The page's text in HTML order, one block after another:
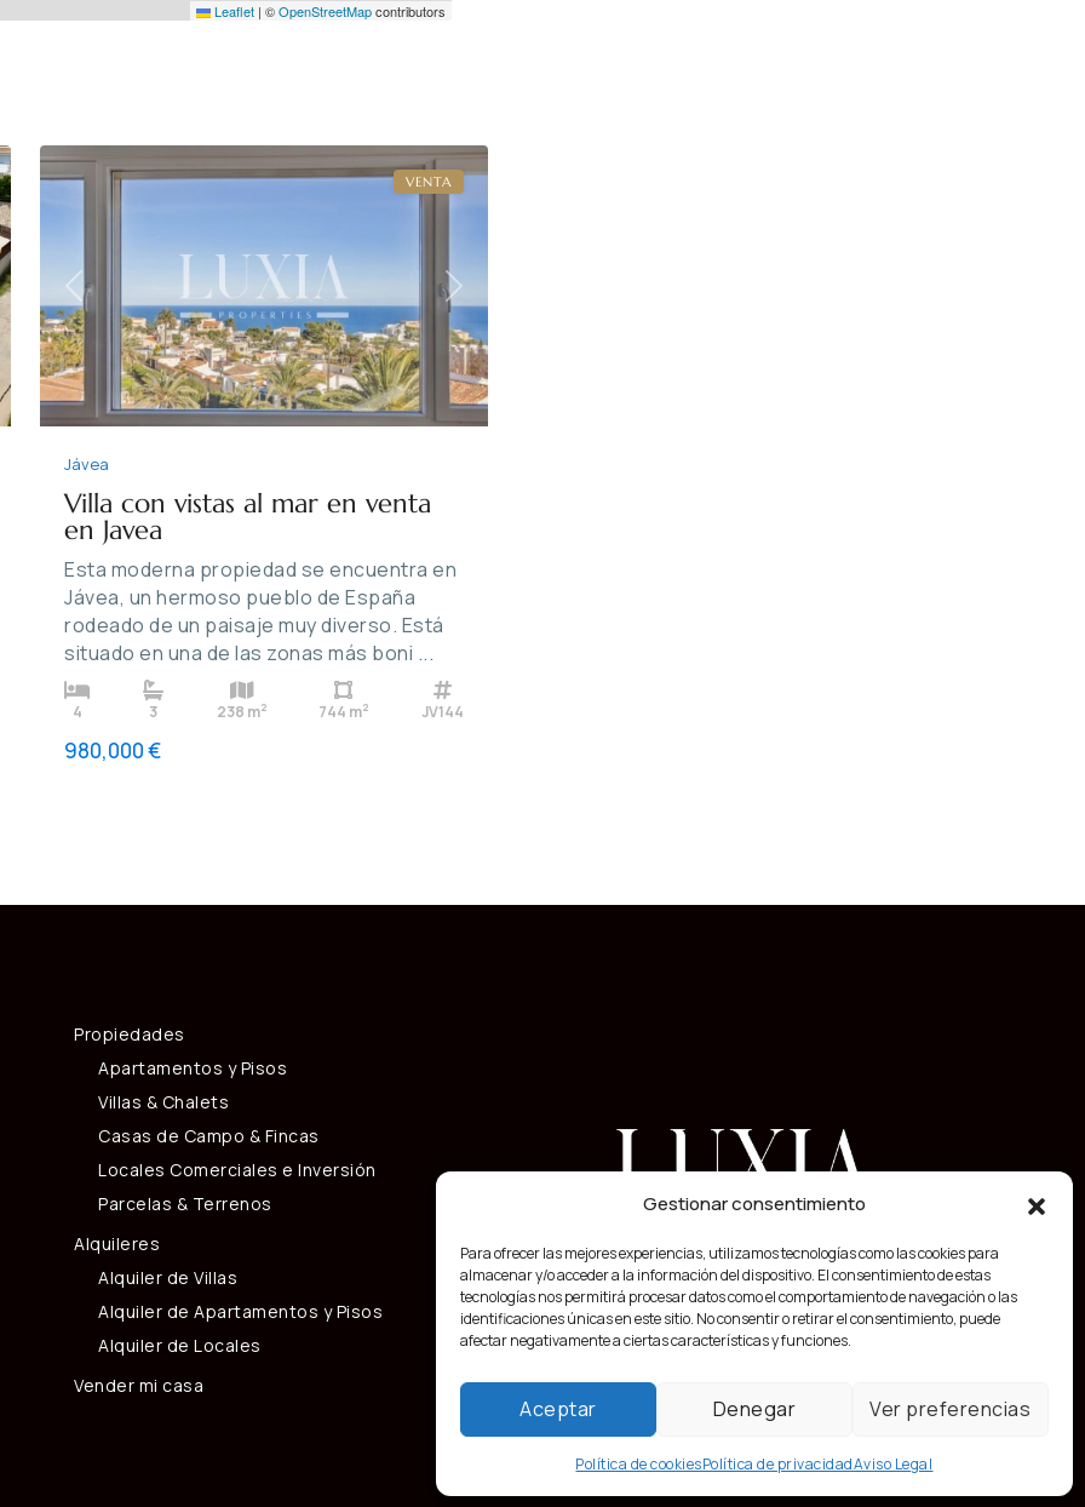
Gestionar consentimiento
Para ofrecer las mejores experiencias, utilizamos tecnologías como las cookies para
almacenar y/o acceder a la información del dispositivo. El consentimiento de estas
tecnologías nos permitirá procesar datos como el comportamiento de navegación o las
identificaciones únicas en este sitio. No consentir o retirar el consentimiento, puede
afectar negativamente a ciertas características y funciones.
Aceptar Denegar Ver preferencias
Política de cookiesPolítica de privacidadAviso Legal
Leaflet | ©OpenStreetMapcontributors
Previous Next
VENTA
Jávea
Villa con vistas al mar en venta
en Javea
Esta moderna propiedad se encuentra en
Jávea, un hermoso pueblo de España
rodeado de un paisaje muy diverso. Está
situado en una de las zonas más boni ...
4 3 238 m2 744 m2 JV144
980,000 €
Propiedades
Apartamentos y Pisos
Villas & Chalets
Casas de Campo & Fincas
Locales Comerciales e Inversión
Parcelas & Terrenos
Alquileres
Alquiler de Villas
Alquiler de Apartamentos y Pisos
Alquiler de Locales
Vender mi casa